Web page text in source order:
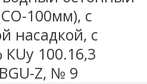
100мм), с
насадкой, с
100.16,3
Z, № 9